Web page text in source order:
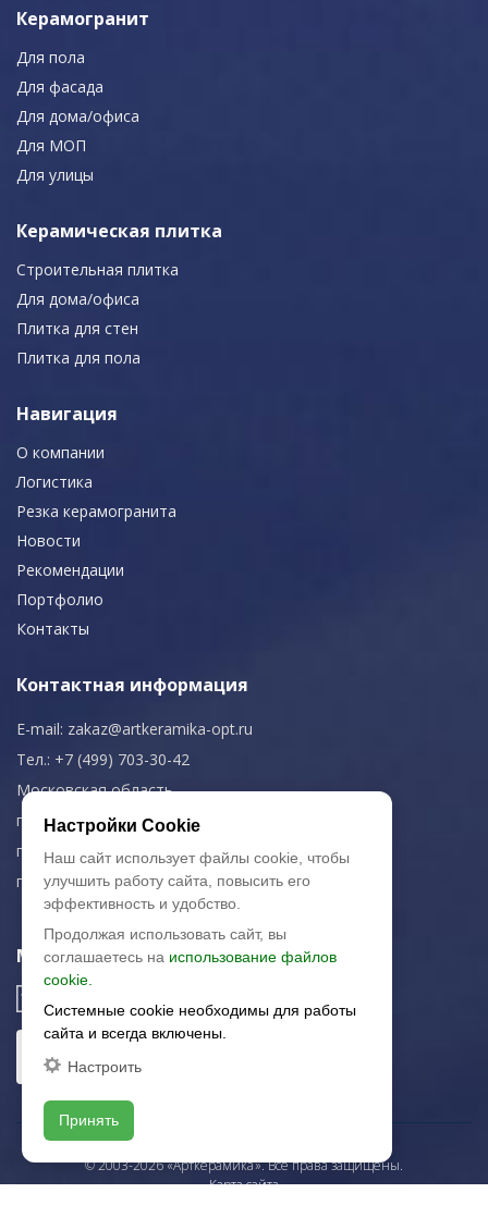
Керамогранит
Для пола
Для фасада
Для дома/офиса
Для МОП
Для улицы
Керамическая плитка
Строительная плитка
Для дома/офиса
Плитка для стен
Плитка для пола
Навигация
О компании
Логистика
Резка керамогранита
Новости
Рекомендации
Портфолио
Контакты
Контактная информация
E-mail: zakaz@artkeramika-opt.ru
Тел.: +7 (499) 703-30-42
Московская область,
г. Красногорск
пн-чт: 09.00-18.00
пт: 09.00-17.00
Мы в соц. сетях
© 2003-2026 «Арткерамика». Все права защищены.
Карта сайта
Настройки Cookie
Наш сайт использует файлы cookie, чтобы
улучшить работу сайта, повысить его
эффективность и удобство.
Продолжая использовать сайт, вы
соглашаетесь на использование файлов
cookie.
Системные cookie необходимы для работы
сайта и всегда включены.
Настроить
Принять